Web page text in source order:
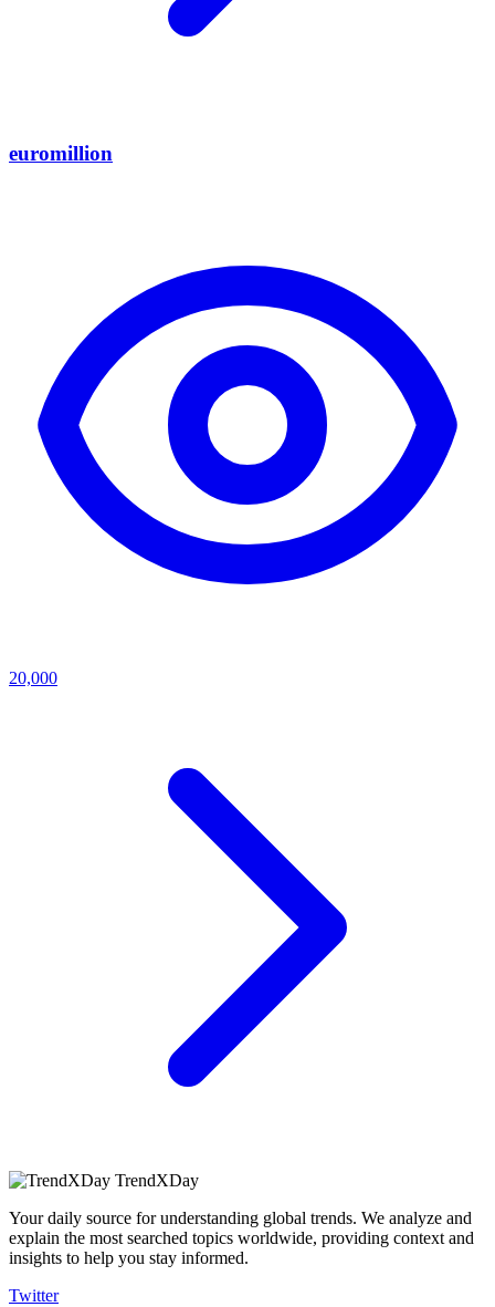
euromillion
20,000
TrendXDay
Your daily source for understanding global trends. We analyze and
explain the most searched topics worldwide, providing context and
insights to help you stay informed.
Twitter